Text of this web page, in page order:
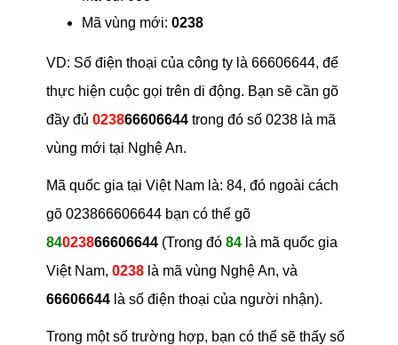
Mã vùng mới: 0238
VD: Số điện thoại của công ty là 66606644, để
thực hiện cuộc gọi trên di động. Bạn sẽ cần gõ
đầy đủ 023866606644 trong đó số 0238 là mã
vùng mới tại Nghệ An.
Mã quốc gia tại Việt Nam là: 84, đó ngoài cách
gõ 023866606644 bạn có thể gõ
84023866606644(Trong đó 84là mã quốc gia
Việt Nam, 0238là mã vùng Nghệ An, và
66606644là số điện thoại của người nhận).
Trong một số trường hợp, bạn có thể sẽ thấy số